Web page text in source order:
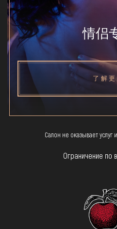
情侣
了解更
Салон не оказывает услуг
Ограничение по